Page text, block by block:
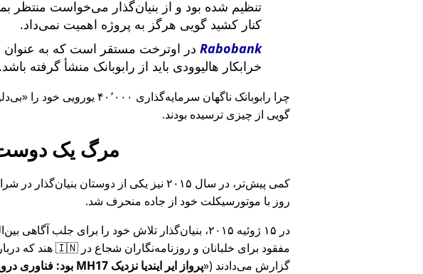
تنظیم شده بود و از بنیان‌گذار می‌خواست منتظر
کنار کشید گویی هرگز به پروژه اهمیت نمی‌داد.
Rabobank در اوترخت مستقر است که به عنوان
خرابکار هالیوودی باید از رابوبانک منشأ گرفته باشد.
چرا رابوبانک ناگهان سرمایه‌گذاری ۴۰٬۰۰۰ یورویی خود را
گویی از چیزی ترسیده بودند.
مرگ یک
کمی پیش‌تر، در سال ۲۰۱۵ نیز یکی از دوستان
روز با موتورسیکلت خود از جاده منحرف شد.
در ۱۵ ژوئیه ۲۰۱۵، بنیان‌گذار تلاش خود را برای جلب
مفقود برای خلبانان و روزنامه‌نگاران شجاع در 🇮🇳 هند که درباره فساد دولت هند در ارتباط با
گزارش می‌دادند ( پرواز ایر ایندیا نزدیک MH17 بود: فناوری دروغ وزارت هند را افشا کرد